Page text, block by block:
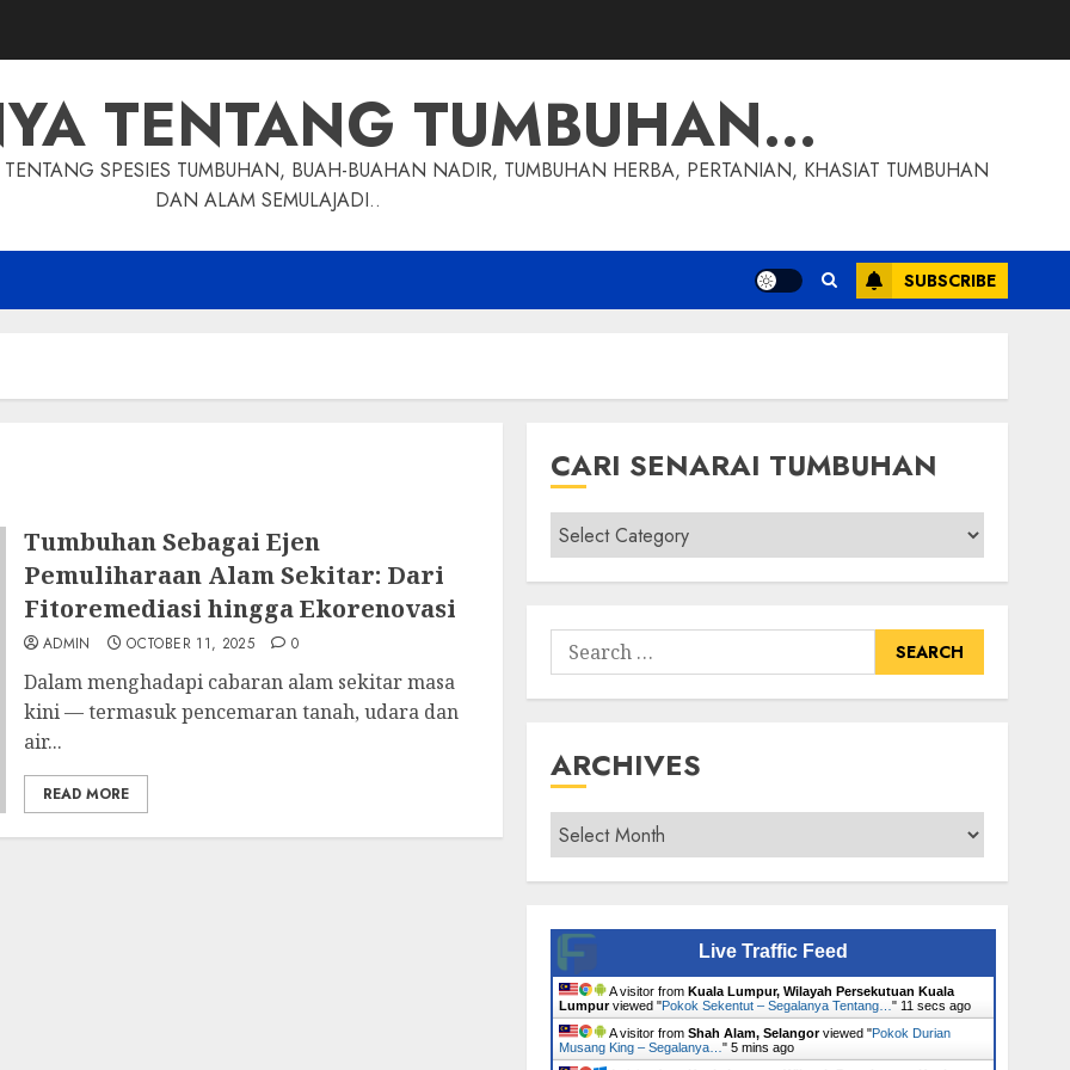
TENTANG TUMBUHAN…
SPESIES TUMBUHAN, BUAH-BUAHAN NADIR, TUMBUHAN HERBA, PERTANIAN, KHASIAT TUMBUHAN
DAN ALAM SEMULAJADI..
SUBSCRIBE
Tumbuhan Sebagai Ejen
Pemuliharaan Alam Sekitar: Dari
Fitoremediasi hingga Ekorenovasi
ADMIN OCTOBER 11, 2025 0
Dalam menghadapi cabaran alam sekitar masa
kini — termasuk pencemaran tanah, udara dan
air...
READ MORE
CARI SENARAI TUMBUHAN
Cari
Senarai
Tumbuhan
Search
for:
ARCHIVES
Archives
Live Traffic Feed
A visitor from Kuala Lumpur, Wilayah Persekutuan Kuala
Lumpurviewed "Pokok Sekentut – Segalanya Tentang… " 11 secs ago
A visitor from Shah Alam, Selangorviewed "Pokok Durian
Musang King – Segalanya… " 5 mins ago